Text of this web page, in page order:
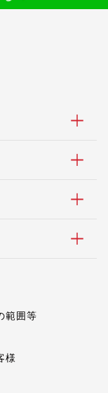
範囲等
様